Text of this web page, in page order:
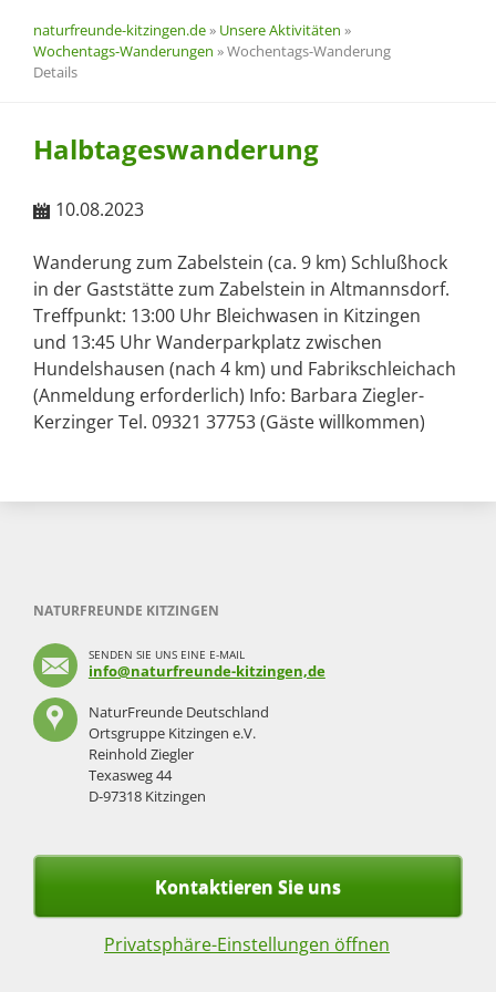
naturfreunde-kitzingen.de» Unsere Aktivitäten »
Wochentags-Wanderungen »Wochentags-Wanderung
Details
Halbtageswanderung
10.08.2023
Wanderung zum Zabelstein (ca. 9 km) Schlußhock
in der Gaststätte zum Zabelstein in Altmannsdorf.
Treffpunkt: 13:00 Uhr Bleichwasen in Kitzingen
und 13:45 Uhr Wanderparkplatz zwischen
Hundelshausen (nach 4 km) und Fabrikschleichach
(Anmeldung erforderlich) Info: Barbara Ziegler-
Kerzinger Tel. 09321 37753 (Gäste willkommen)
NATURFREUNDE KITZINGEN
SENDEN SIE UNS EINE E-MAIL
info@naturfreunde-kitzingen,de
NaturFreunde Deutschland
Ortsgruppe Kitzingen e.V.
Reinhold Ziegler
Texasweg 44
D-97318 Kitzingen
Kontaktieren Sie uns
Privatsphäre-Einstellungen öffnen